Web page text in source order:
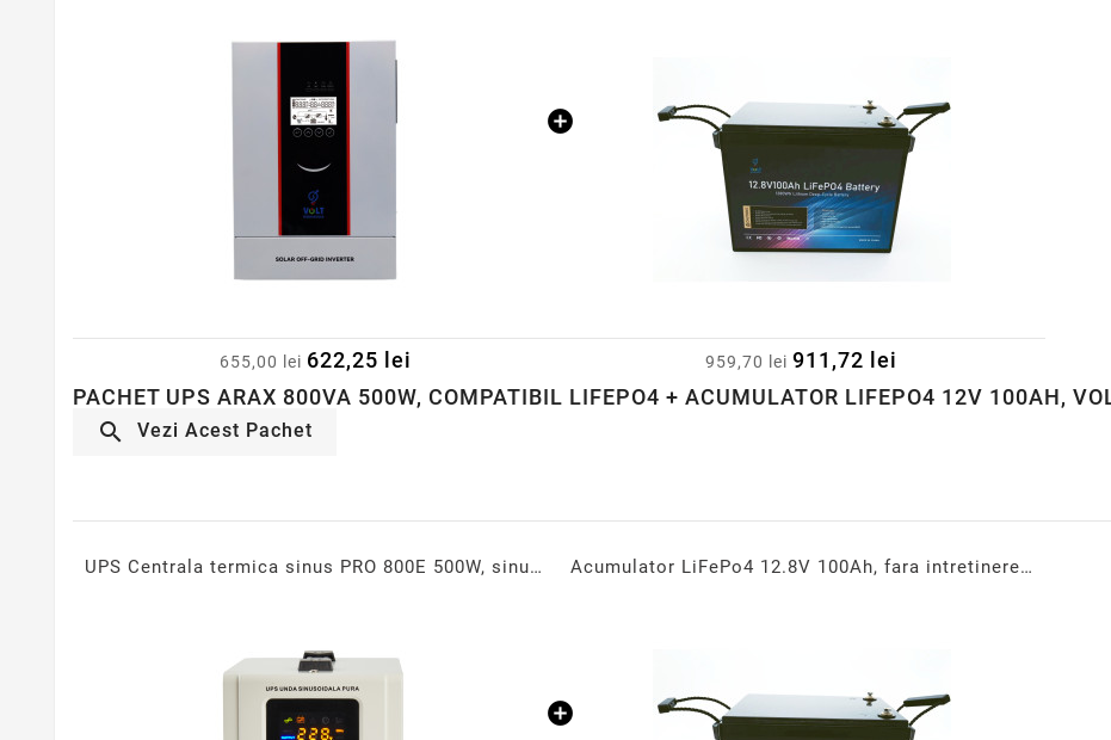
655,00 lei 622,25 lei 959,70 lei 911,72 lei
PACHET UPS ARAX 800VA 500W, COMPATIBIL LIFEPO4 + ACUMULATOR LIFEPO4 12V 100AH,
 Vezi Acest Pachet
UPS Centrala termica sinus PRO 800E 500W, sinus pur, acumulator extern, Compatibil LiFePo4 Acumulator LiFePo4 12.8V 100Ah, fara intretinere, Volt Romania